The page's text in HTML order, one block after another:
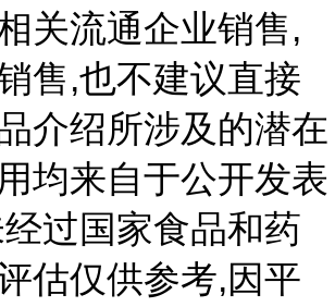
关流通企业销售,
售,也不建议直接
介绍所涉及的潜在
均来自于公开发表
过国家食品和药
估仅供参考,因平